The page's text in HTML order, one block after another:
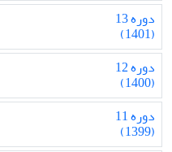
دوره 13
(1401)
دوره 12
(1400)
دوره 11
(1399)